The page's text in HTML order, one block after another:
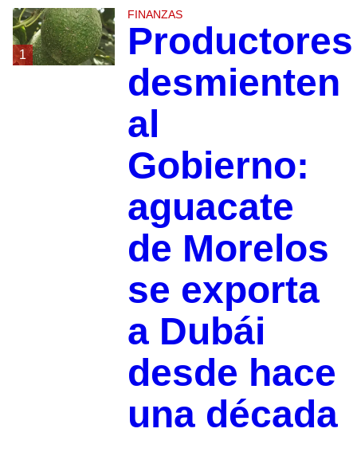
1
FINANZAS
Productores
desmienten
al
Gobierno:
aguacate
de Morelos
se exporta
a Dubái
desde hace
una década